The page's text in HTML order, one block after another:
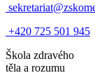
+420 725 501 945
Škola zdravého
těla a rozumu